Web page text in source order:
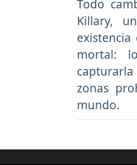
Todo
Killary,
mortal:
capturarla
zonas
mundo.